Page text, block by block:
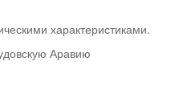
характеристиками.
Аравию